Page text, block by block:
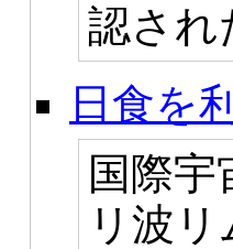
認され
日食を
国際
リ波